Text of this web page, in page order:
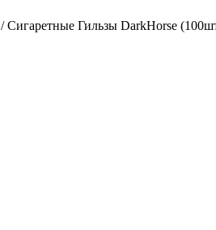
/ Сигаретные Гильзы DarkHorse